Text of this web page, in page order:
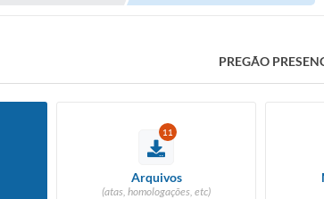
PREGÃO
11
Arquivos
(atas, homologações, etc)